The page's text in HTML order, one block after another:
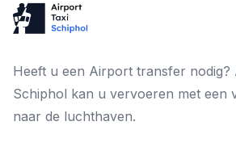
Heeft u een Airport transfer nodig?
Schiphol kan u vervoeren met een
naar de luchthaven.